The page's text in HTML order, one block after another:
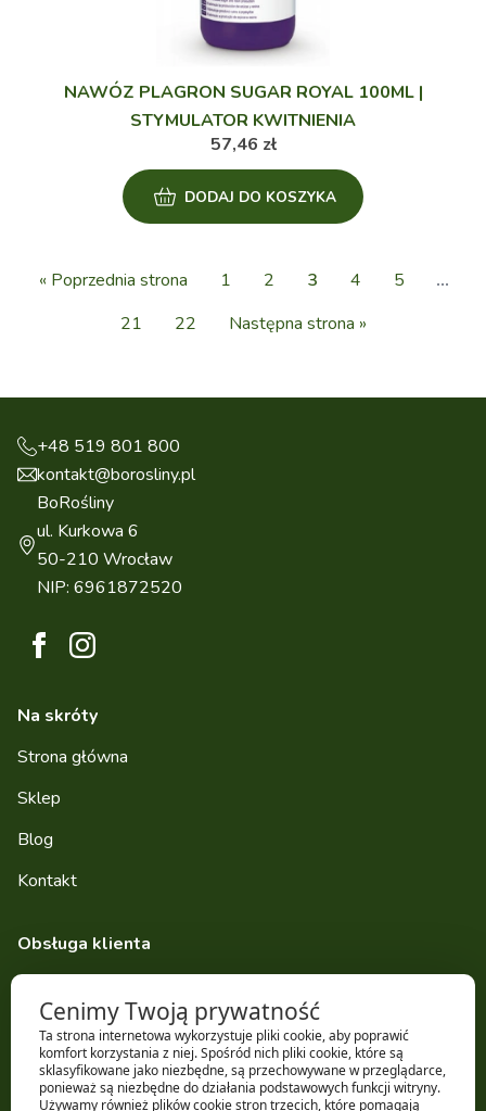
NAWÓZ PLAGRON SUGAR ROYAL 100ML |
STYMULATOR KWITNIENIA
57,46 zł
DODAJ DO KOSZYKA
« Poprzednia strona 1 2 3 4 5
…
21
22 Następna strona »
+48 519 801 800
kontakt@borosliny.pl
BoRośliny
ul. Kurkowa 6
50-210 Wrocław
NIP: 6961872520
Na skróty
Strona główna
Sklep
Blog
Kontakt
Obsługa klienta
Zwroty i reklamacje
Regulamin sklepu
Cenimy Twoją prywatność
Ta strona internetowa wykorzystuje pliki cookie, aby poprawić
komfort korzystania z niej. Spośród nich pliki cookie, które są
sklasyfikowane jako niezbędne, są przechowywane w przeglądarce,
ponieważ są niezbędne do działania podstawowych funkcji witryny.
Używamy również plików cookie stron trzecich, które pomagają